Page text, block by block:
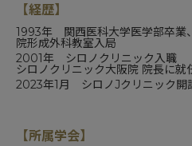
【経歴】
1993年 関西医科大学医学部卒業
院形成外科教室入局
2001年 シロノクリニック入職
シロノクリニック大阪院 院長に就
2023年1月
シロノJクリニック開
【所属学会】